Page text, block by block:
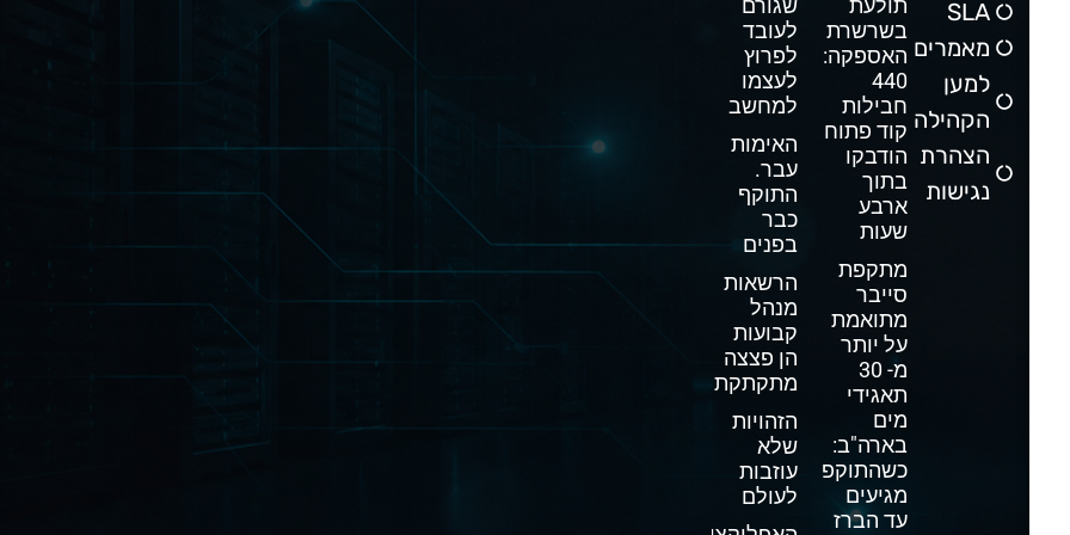
SLA
מאמרים
למען
הקהילה
הצהרת
נגישות
תולעת
בשרשרת
האספקה:
440
חבילות
קוד פתוח
הודבקו
בתוך
ארבע
שעות
מתקפת
סייבר
מתואמת
על יותר
מ- 30
תאגידי
מים
בארה"ב:
כשהתוקפים
מגיעים
עד הברז
שגורם
לעובד
לפרוץ
לעצמו
למחשב
האימות
עבר.
התוקף
כבר
בפנים
הרשאות
מנהל
קבועות
הן פצצה
מתקתקת
הזהויות
שלא
עוזבות
לעולם